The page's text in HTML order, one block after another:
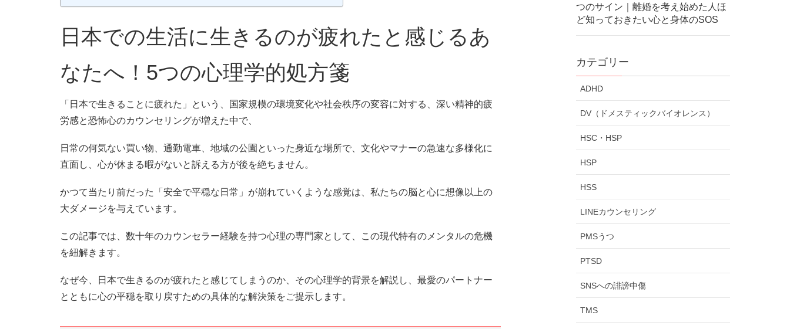
日本での生活に生きるのが疲れたと感じるあ
なたへ！5つの心理学的処方箋
「日本で生きることに疲れた」という、国家規模の環境変化や社会秩序の変容に対する、深い精神的疲
労感と恐怖心のカウンセリングが増えた中で、
日常の何気ない買い物、通勤電車、地域の公園といった身近な場所で、文化やマナーの急速な多様化に
直面し、心が休まる暇がないと訴える方が後を絶ちません。
かつて当たり前だった「安全で平穏な日常」が崩れていくような感覚は、私たちの脳と心に想像以上の
大ダメージを与えています。
この記事では、数十年のカウンセラー経験を持つ心理の専門家として、この現代特有のメンタルの危機
を紐解きます。
なぜ今、日本で生きるのが疲れたと感じてしまうのか、その心理学的背景を解説し、最愛のパートナー
とともに心の平穏を取り戻すための具体的な解決策をご提示します。
つのサイン｜離婚を考え始めた人ほ
ど知っておきたい心と身体のSOS
カテゴリー
ADHD
DV（ドメスティックバイオレンス）
HSC・HSP
HSP
HSS
LINEカウンセリング
PMSうつ
PTSD
SNSへの誹謗中傷
TMS